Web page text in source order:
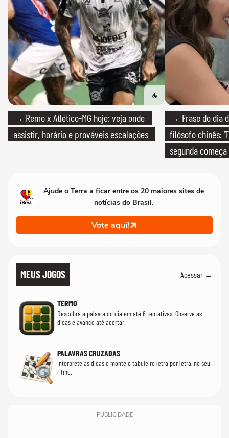
→ Remo x Atlético-MG hoje: veja onde
assistir, horário e prováveis escalações
→ Frase do dia
filósofo chinês:
segunda
Ajude o Terra a ficar entre os 20 maiores sites de
notícias do Brasil.
Vote aqui!
MEUS JOGOS Acessar →
TERMO
Descubra a palavra do dia em até 6 tentativas. Observe as
dicas e avance até acertar.
PALAVRAS CRUZADAS
Interprete as dicas e monte o tabuleiro letra por letra, no seu
ritmo.
PUBLICIDADE